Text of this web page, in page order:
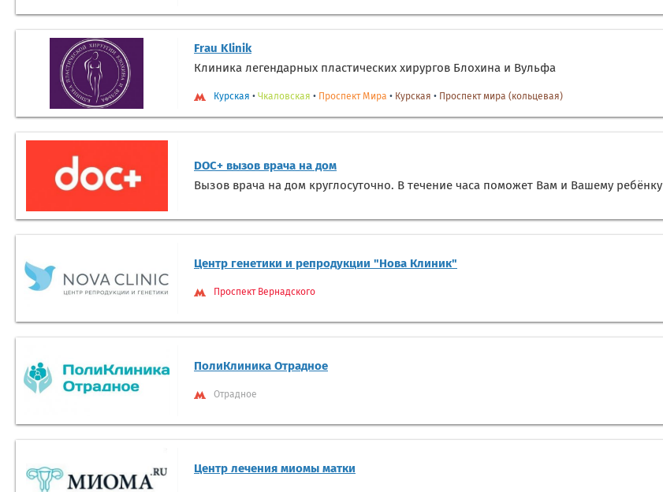
Frau Klinik
Клиника легендарных пластических хирургов Блохина и Вульфа
Курская • Чкаловская • Проспект Мира • Курская • Проспект мира (кольцевая)
DOC+ вызов врача на дом
Вызов врача на дом круглосуточно. В течение часа поможет Вам и Вашему ребёнку
Центр генетики и репродукции "Нова Клиник"
Проспект Вернадского
ПолиКлиника Отрадное
Отрадное
Центр лечения миомы матки